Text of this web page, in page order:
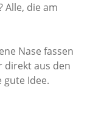
Alle, die am
Nase fassen
direkt aus den
gute Idee.